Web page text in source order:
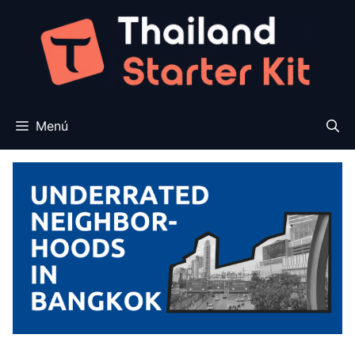
contenido
Menú